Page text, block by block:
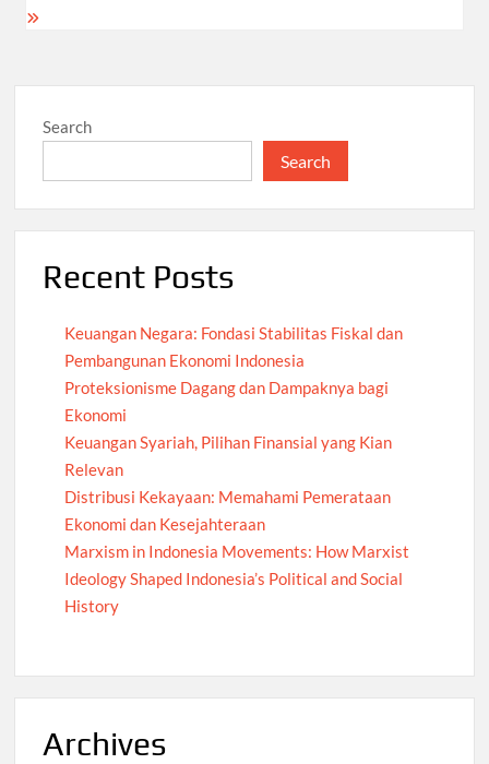
Search
Search
Recent Posts
Keuangan Negara: Fondasi Stabilitas Fiskal dan
Pembangunan Ekonomi Indonesia
Proteksionisme Dagang dan Dampaknya bagi
Ekonomi
Keuangan Syariah, Pilihan Finansial yang Kian
Relevan
Distribusi Kekayaan: Memahami Pemerataan
Ekonomi dan Kesejahteraan
Marxism in Indonesia Movements: How Marxist
Ideology Shaped Indonesia’s Political and Social
History
Archives